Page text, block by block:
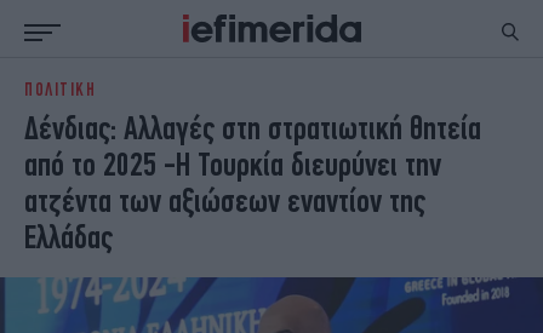
ΕΙΔΗΣΕΙΣ
NON PAPER
ΕΛΛΑΔΑ
ΟΙΚΟΝΟΜΙΑ
ΚΟΣΜΟΣ
ΠΟΛΙΤΙΣΜΟΣ
ΠΑΝΕΛΛΗΝΙΕΣ
ΖΩΗ
ΓΥΝΑΙΚΑ
ENGLISH EDITION
ΠΟΛΗ
STORIES
ΠΟΛΙΤΙΚΗ
Δένδιας: Αλλαγές στη στρατιωτική θητεία
από το 2025 -Η Τουρκία διευρύνει την
ατζέντα των αξιώσεων εναντίον της
Ελλάδας